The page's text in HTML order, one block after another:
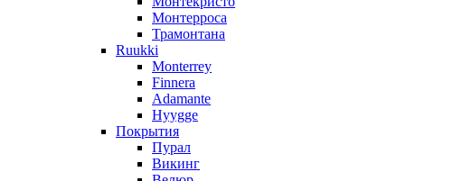
Монтерроса
Трамонтана
Ruukki
Monterrey
Finnera
Adamante
Hyygge
Покрытия
Пурал
Викинг